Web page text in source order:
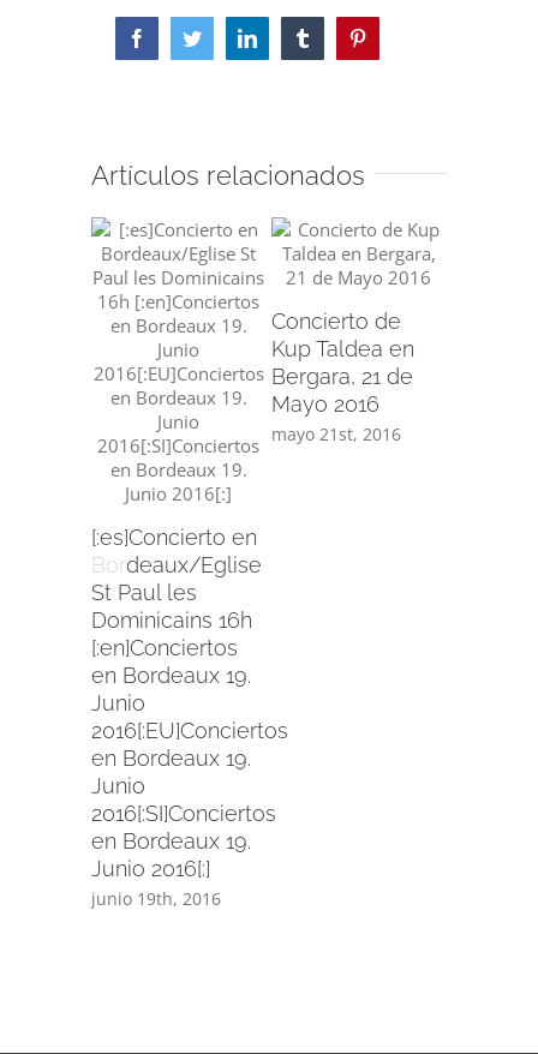
FacebookTwitterLinkedIn Tumblr
Artículos relacionados
[:es]Concierto en
Bordeaux/Eglise
St Paul les
Dominicains 16h
[:en]Conciertos
en Bordeaux 19.
Junio
2016[:EU]Conciertos
en Bordeaux 19.
Junio
2016[:SI]Conciertos
en Bordeaux 19.
Junio 2016[:]
junio 19th, 2016
Concierto de
Kup Taldea en
Bergara, 21 de
Mayo 2016
mayo 21st, 2016